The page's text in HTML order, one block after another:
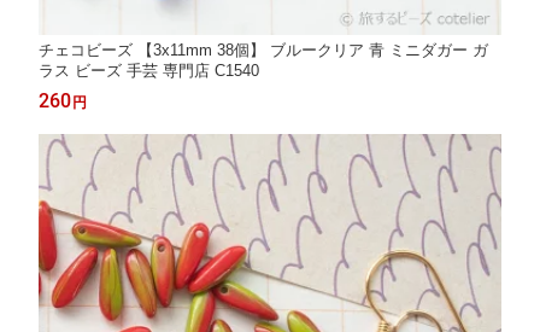
チェコビーズ 【3x11mm 38個】 ブルークリア 青 ミニダガー ガ
ラス ビーズ 手芸 専門店 C1540
260 円